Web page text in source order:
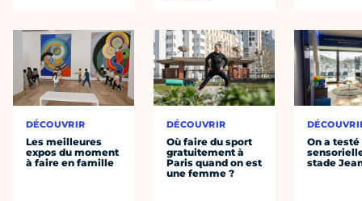
DÉCOUVRIR
Les meilleures
expos du moment
à faire en famille
DÉCOUVRIR
Où faire du sport
gratuitement à
Paris quand on est
une femme ?
On a
stade